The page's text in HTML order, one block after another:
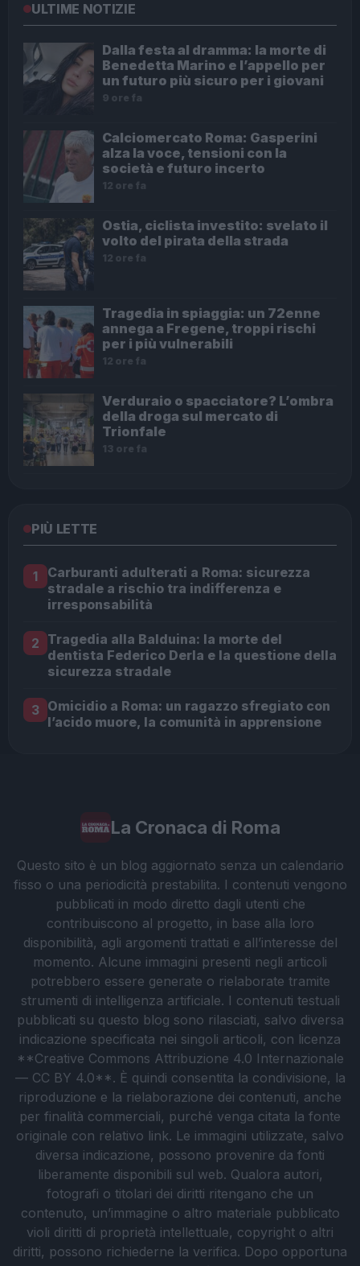
ULTIME NOTIZIE
Dalla festa al dramma: la morte di
Benedetta Marino e l’appello per
un futuro più sicuro per i giovani
9 ore fa
Calciomercato Roma: Gasperini
alza la voce, tensioni con la
società e futuro incerto
12 ore fa
Ostia, ciclista investito: svelato il
volto del pirata della strada
12 ore fa
Tragedia in spiaggia: un 72enne
annega a Fregene, troppi rischi
per i più vulnerabili
12 ore fa
Verduraio o spacciatore? L’ombra
della droga sul mercato di
Trionfale
13 ore fa
PIÙ LETTE
1
Carburanti adulterati a Roma: sicurezza
stradale a rischio tra indifferenza e
irresponsabilità
2 Tragedia alla Balduina: la morte del
dentista Federico Derla e la questione della
sicurezza stradale
3 Omicidio a Roma: un ragazzo sfregiato con
l’acido muore, la comunità in apprensione
La Cronaca di Roma
Questo sito è un blog aggiornato senza un calendario
fisso o una periodicità prestabilita. I contenuti vengono
pubblicati in modo diretto dagli utenti che
contribuiscono al progetto, in base alla loro
disponibilità, agli argomenti trattati e all’interesse del
momento. Alcune immagini presenti negli articoli
potrebbero essere generate o rielaborate tramite
strumenti di intelligenza artificiale. I contenuti testuali
pubblicati su questo blog sono rilasciati, salvo diversa
indicazione specificata nei singoli articoli, con licenza
**Creative Commons Attribuzione 4.0 Internazionale
— CC BY 4.0**. È quindi consentita la condivisione, la
riproduzione e la rielaborazione dei contenuti, anche
per finalità commerciali, purché venga citata la fonte
originale con relativo link. Le immagini utilizzate, salvo
diversa indicazione, possono provenire da fonti
liberamente disponibili sul web. Qualora autori,
fotografi o titolari dei diritti ritengano che un
contenuto, un’immagine o altro materiale pubblicato
violi diritti di proprietà intellettuale, copyright o altri
diritti, possono richiederne la verifica. Dopo opportuna